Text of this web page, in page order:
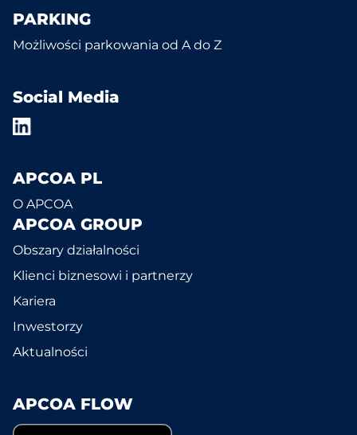
PARKING
Możliwości parkowania od A do Z
Social Media
APCOA PL
O APCOA
APCOA GROUP
Obszary działalności
Klienci biznesowi i partnerzy
Kariera
Inwestorzy
Aktualności
APCOA FLOW